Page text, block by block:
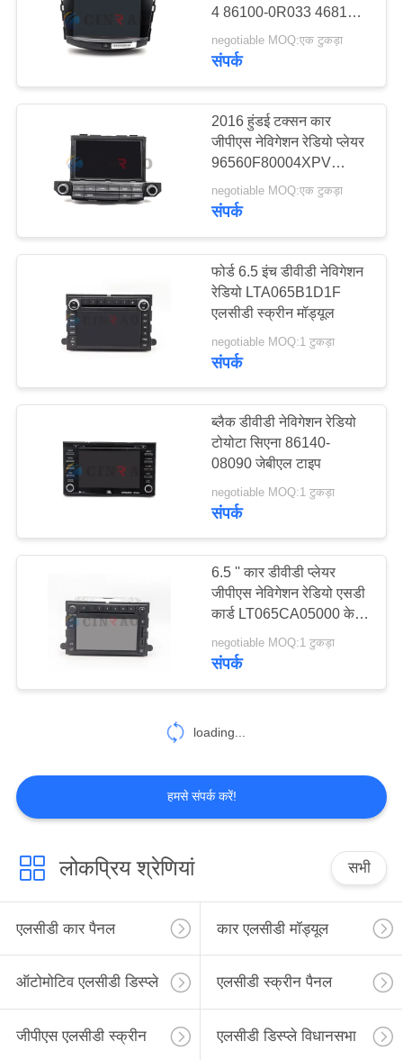
PRIVACY
POLICY
एलसीडी डिस्प्ले
विधानसभा
144
TFT टच स्क्रीन
107
TFT एलसीडी स्क्रीन
ऑटोमोटिव पीसीबी
38
TFT एलसीडी मॉड्यूल
50
4 86100-0R033 468100-
2991 ऑडियो सिस्टम
negotiable MOQ:एक टुकड़ा
संपर्क
2016 हुंडई टक्सन कार
जीपीएस नेविगेशन रेडियो प्लेयर
96560F80004XPV
APB12F8CG
negotiable MOQ:एक टुकड़ा
संपर्क
फोर्ड 6.5 इंच डीवीडी नेविगेशन
रेडियो LTA065B1D1F
एलसीडी स्क्रीन मॉड्यूल
negotiable MOQ:1 टुकड़ा
संपर्क
ब्लैक डीवीडी नेविगेशन रेडियो
टोयोटा सिएना 86140-
08090 जेबीएल टाइप
negotiable MOQ:1 टुकड़ा
संपर्क
6.5 '' कार डीवीडी प्लेयर
जीपीएस नेविगेशन रेडियो एसडी
कार्ड LT065CA05000 के
negotiable MOQ:1 टुकड़ा
संपर्क
loading...
हमसे संपर्क करें!
लोकप्रिय श्रेणियां सभी
एलसीडी कार पैनल कार एलसीडी मॉड्यूल
ऑटोमोटिव एलसीडी डिस्प्ले एलसीडी स्क्रीन पैनल
जीपीएस एलसीडी स्क्रीन एलसीडी डिस्प्ले विधानसभा